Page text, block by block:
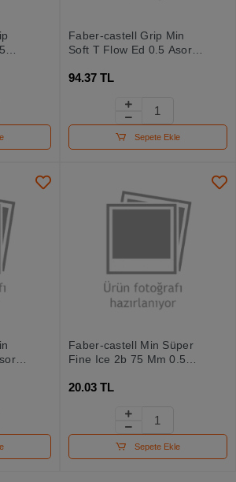
Faber-castell Grip Min
Soft T Flow Ed 0.5 Asortili
94.37 TL
Sepete Ekle
Faber-castell Min Süper
Fine Ice 2b 75 Mm 0.5
20.03 TL
Sepete Ekle